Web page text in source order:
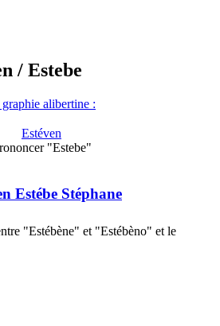
/ Estebe
graphie alibertine :
Estéven
"Estebe"
Estébe Stéphane
"Estébène" et "Estébèno" et le